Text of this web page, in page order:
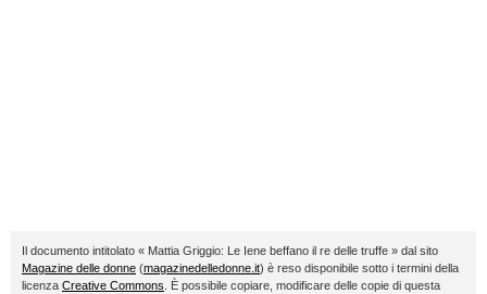
Il documento intitolato « Mattia Griggio: Le Iene beffano il re delle truffe » dal sito
Magazine delle donne (magazinedelledonne.it) è reso disponibile sotto i termini della
licenza Creative Commons . È possibile copiare, modificare delle copie di questa